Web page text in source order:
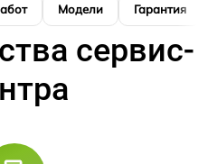
Модели Гарантия
сервис-